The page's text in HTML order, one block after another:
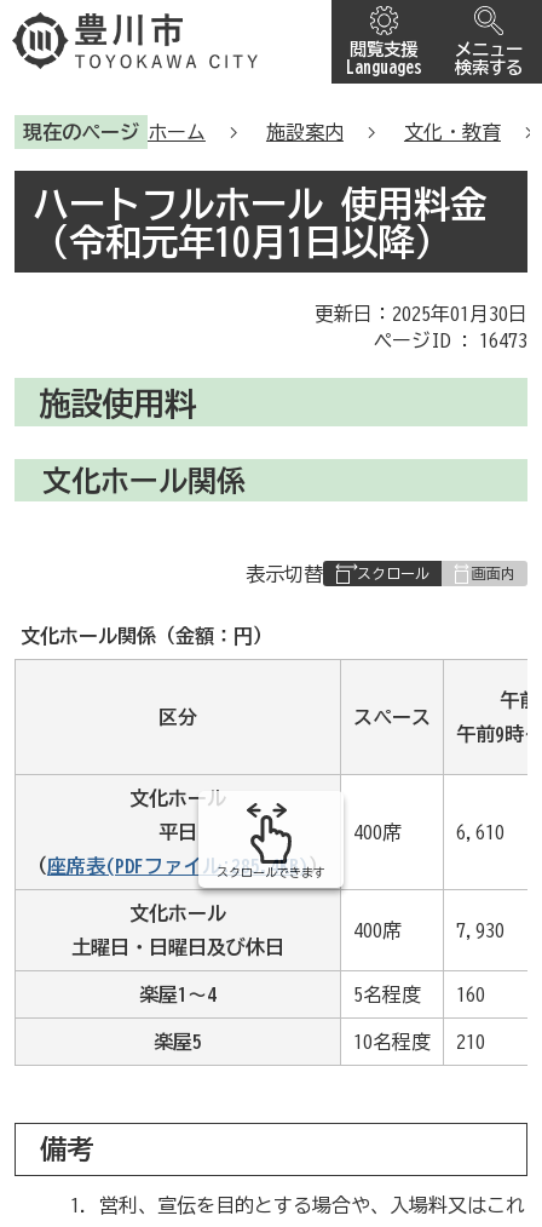
閲覧支援
Languages
メニュー
検索する
現在のページ ホーム 施設案内 文化・教育
ハートフルホール 使用料金
（令和元年10月1日以降）
更新日：2025年01月30日
ページID : 16473
施設使用料
文化ホール関係
表
み
の
表示切替
文化ホール関係（金額：円）
区分 スペース
午前
午前9時
文化ホール
平日
（座席表(PDFファイル:285.4KB)）
400席 6,610
文化ホール
土曜日・日曜日及び休日
400席 7,930
楽屋1～4 5名程度 160
楽屋5 10名程度 210
スクロールできます
備考
営利、宣伝を目的とする場合や、入場料又はこれ